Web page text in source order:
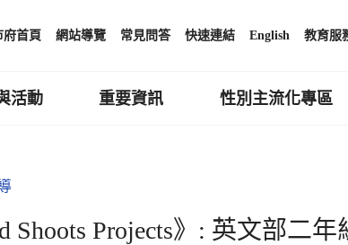
府首頁 網站導覽 常見問答 快速連結 English 教育服
活動 重要資訊 性別主流化專區
Shoots Projects》: 英文部二